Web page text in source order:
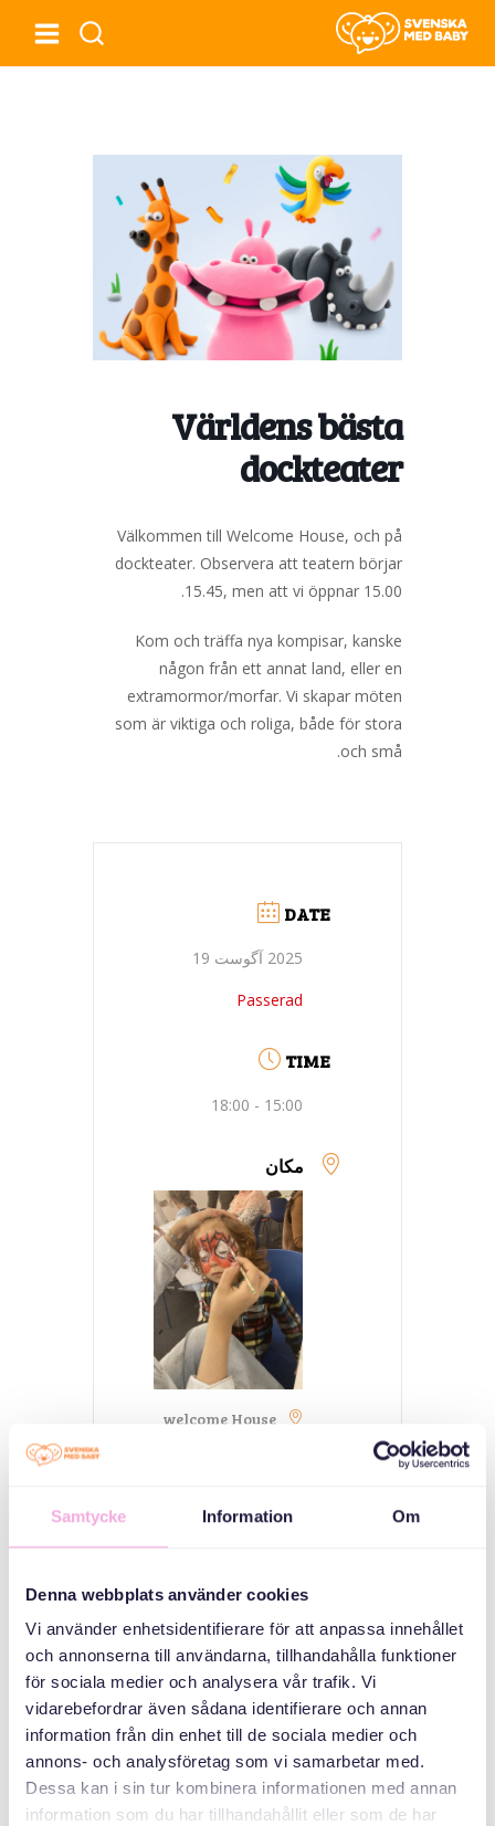
Samtycke Information Om
Denna webbplats använder cookies
Vi använder enhetsidentifierare för att anpassa innehållet
och annonserna till användarna, tillhandahålla funktioner
för sociala medier och analysera vår trafik. Vi
vidarebefordrar även sådana identifierare och annan
information från din enhet till de sociala medier och
annons- och analysföretag som vi samarbetar med.
Dessa kan i sin tur kombinera informationen med annan
information som du har tillhandahållit eller som de har
Världens bästa
dockteater
Välkommen till Welcome House, och på
dockteater. Observera att teatern börjar
15.45, men att vi öppnar 15.00.
Kom och träffa nya kompisar, kanske
någon från ett annat land, eller en
extramormor/morfar. Vi skapar möten
som är viktiga och roliga, både för stora
och små.
DATE
2025 آگوست 19
Passerad
TIME
15:00 - 18:00
مکان
welcome House
Mötesplats -
Welcome house
سازمان دهنده